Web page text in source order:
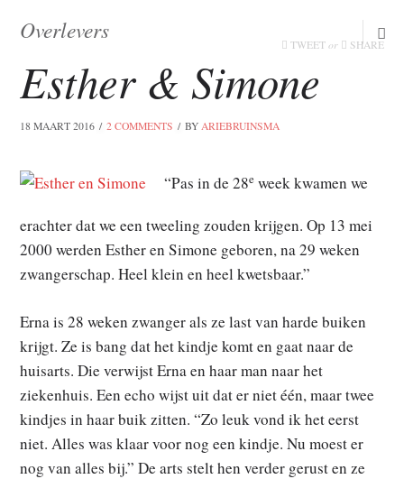
Overlevers
TWEET or SHARE
Esther & Simone
18 MAART 2016 2 COMMENTS BY ARIEBRUINSMA
“Pas in de 28e week kwamen we
erachter dat we een tweeling zouden krijgen. Op 13 mei
2000 werden Esther en Simone geboren, na 29 weken
zwangerschap. Heel klein en heel kwetsbaar.”
Erna is 28 weken zwanger als ze last van harde buiken
krijgt. Ze is bang dat het kindje komt en gaat naar de
huisarts. Die verwijst Erna en haar man naar het
ziekenhuis. Een echo wijst uit dat er niet één, maar twee
kindjes in haar buik zitten. “Zo leuk vond ik het eerst
niet. Alles was klaar voor nog een kindje. Nu moest er
nog van alles bij.” De arts stelt hen verder gerust en ze